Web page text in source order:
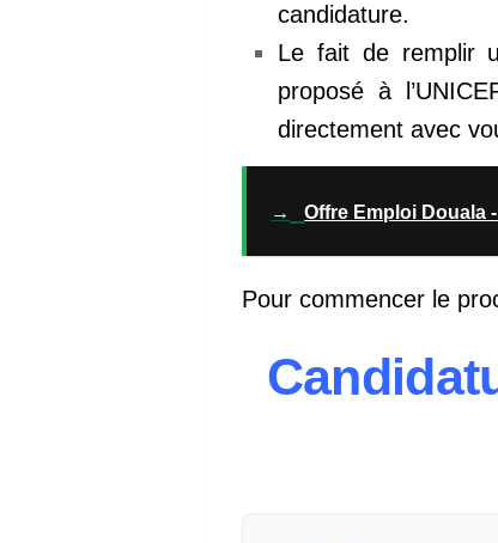
candidature.
Le fait de remplir
proposé à
directement avec
→ Offre Emploi Douala
Pour commencer le